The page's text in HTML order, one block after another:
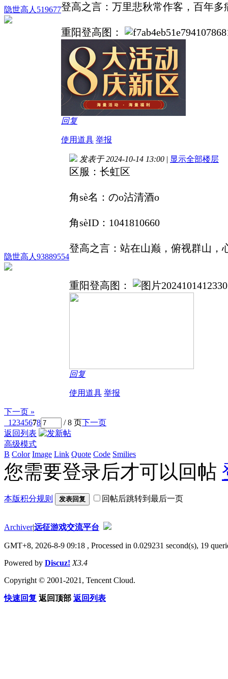
隐世高人519677登高之言：万里悲秋常作客，百年多
重阳登高图：
回复
使用道具 举报
隐世高人93889554
发表于 2024-10-14 13:00 | 显示全部楼层
区服：长虹区
角sè名：のo沾清酒o
角sèID：1041810660
登高之言：站在山巅，俯视群山，
重阳登高图：
回复
使用道具 举报
下一页 »
1 2345678 / 8 页下一页
返回列表
高级模式
B Color Image Link Quote Code Smilies
您需要登录后才可以回帖
本版积分规则 发表回复 回帖后跳转到最后一页
Archiver|远征游戏交流平台
GMT+8, 2026-8-9 09:18 , Processed in 0.029231 second(s), 19
Powered by Discuz! X3.4
Copyright © 2001-2021, Tencent Cloud.
快速回复 返回顶部 返回列表